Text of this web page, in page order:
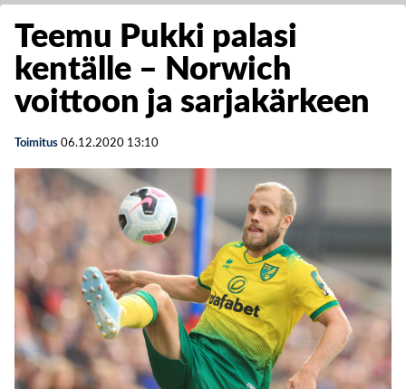
Teemu Pukki palasi
kentälle – Norwich
voittoon ja sarjakärkeen
Toimitus 06.12.2020 13:10